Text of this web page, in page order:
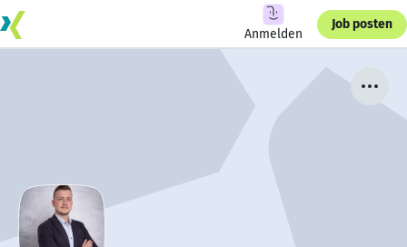
Anmelden
Job posten